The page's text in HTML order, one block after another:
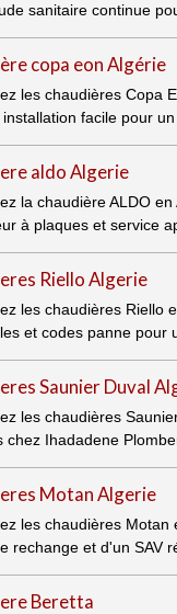
sanitaire continue
copa eon Algérie
les chaudières Copa
facile pour
aldo Algerie
la chaudière ALDO
à plaques et service
Riello Algerie
les chaudières Riello
et codes panne pour
Saunier Duval
les chaudières
chez Ihadadene
Motan Algerie
les chaudières
rechange et d'un SAV
Beretta